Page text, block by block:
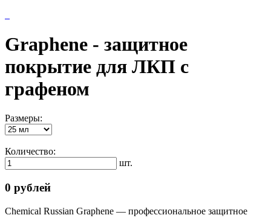
Graphene - защитное
покрытие для ЛКП с
графеном
Размеры:
Количество:
шт.
0 рублей
Chemical Russian Graphene — профессиональное защитное